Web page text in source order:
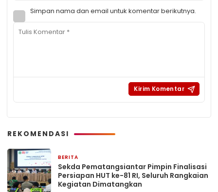
Simpan nama dan email untuk komentar berikutnya.
REKOMENDASI
BERITA
Sekda Pematangsiantar Pimpin Finalisasi
Persiapan HUT ke-81 RI, Seluruh Rangkaian
Kegiatan Dimatangkan